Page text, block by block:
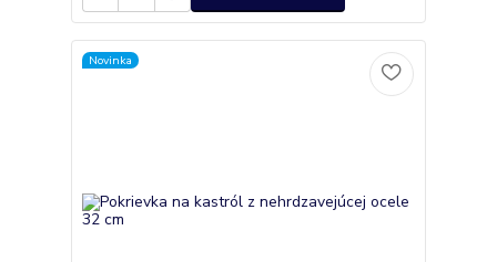
Novinka